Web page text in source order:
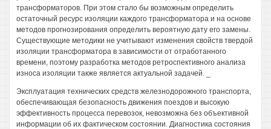
трансформаторов. При этом стало бы возможным определить
остаточный ресурс изоляции каждого трансформатора и на основе
методов прогнозирования определить вероятную дату его замены.
Существующие методики не учитывают изменения свойств твердой
изоляции трансформатора в зависимости от отработанного
времени, поэтому разработка методов ретроспективного анализа
износа изоляции также является актуальной задачей. _
Эксплуатация технических средств железнодорожного транспорта,
обеспечивающая безопасность движения поездов и высокую
эффективность процесса перевозок, невозможна без объективной
информации об их фактическом состоянии. Диагностика состояния